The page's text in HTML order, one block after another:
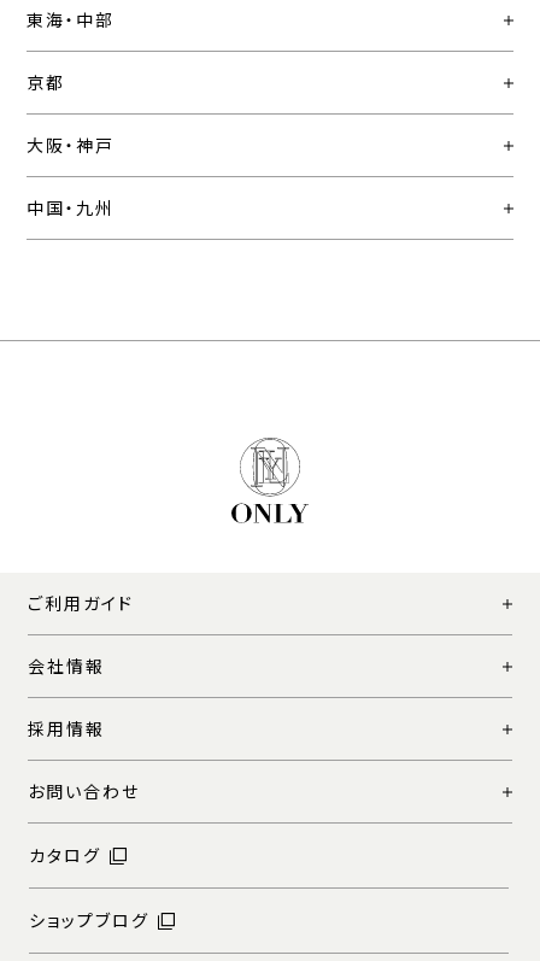
東海・中部
京都
大阪・神戸
中国・九州
ご利用ガイド
会社情報
採用情報
お問い合わせ
カタログ
ショップブログ